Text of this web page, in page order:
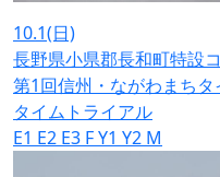
10.1(日)
長野県小県郡長和町特設
第1回信州・ながわまち
タイムトライアル
E1 E2 E3 FY1 Y2 M